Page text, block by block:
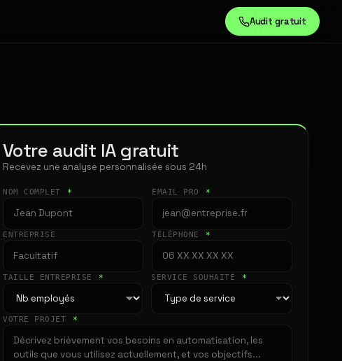
Audit gratuit
Votre audit IA gratuit
Recevez une analyse personnalisée sous 24h
NOM COMPLET * EMAIL PRO *
ENTREPRISE TÉLÉPHONE *
TAILLE ENTREPRISE * SERVICE SOUHAITÉ *
VOTRE PROJET *